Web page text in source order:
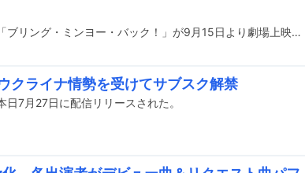
民謡クルセイダーズのドキュメンタリー映画「ブリング・ミンヨー・バック！」が9月15日より劇場上映される。
クライナ情勢を受けてサブスク解禁
7月27日に配信リリースされた。